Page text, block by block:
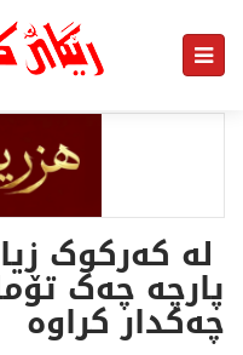
پارچە چەک
چەکدار کراوە